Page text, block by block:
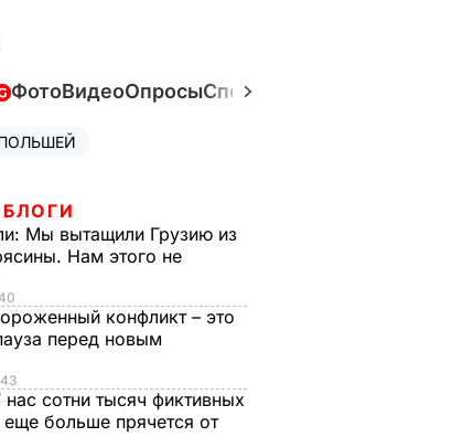
ФотоВидеоОпросыСпецпроекты
Мы вытащили Грузию из
Нам этого не
конфликт – это
перед новым
нас сотни тысяч фиктивных
еще больше прячется от